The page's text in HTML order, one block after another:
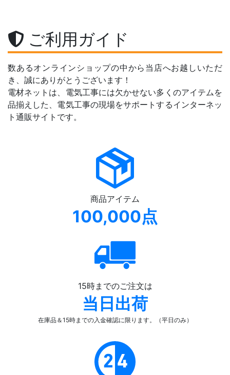
ご利用ガイド
数あるオンラインショップの中から当店へお越しいただ
き、誠にありがとうございます！
電材ネットは、電気工事には欠かせない多くのアイテムを
品揃えした、電気工事の現場をサポートするインターネッ
ト通販サイトです。
商品アイテム
100,000点
15時までのご注文は
当日出荷
在庫品＆15時までの入金確認に限ります。（平日のみ）